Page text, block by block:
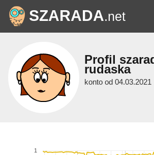
SZARADA.net
Profil
rudaska
konto od 04.03.2021
1